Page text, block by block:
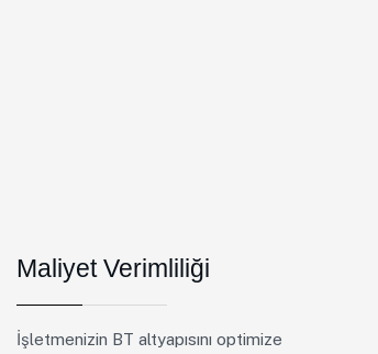
Maliyet Verimliliği
İşletmenizin BT altyapısını optimize